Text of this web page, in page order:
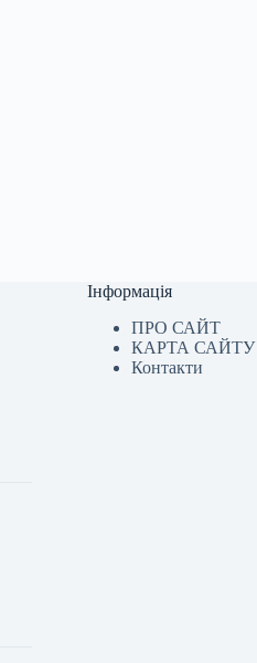
Інформація
ПРО САЙТ
КАРТА САЙТУ
Контакти